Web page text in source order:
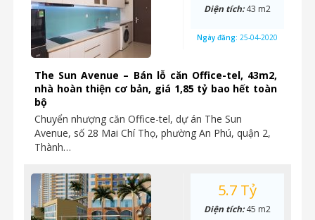
The Sun Avenue – Bán lỗ căn Office-tel, 43m2,
nhà hoàn thiện cơ bản, giá 1,85 tỷ bao hết toàn
bộ
Chuyển nhượng căn Office-tel, dự án The Sun
Avenue, số 28 Mai Chí Thọ, phường An Phú, quận 2,
Thành…
Diện tích:43 m2
Ngày đăng: 25-04-2020
5.7 Tỷ
Diện tích:45 m2